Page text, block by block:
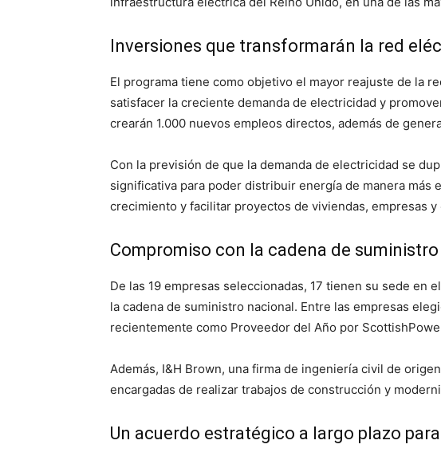
Inversiones que transformarán la red
El programa tiene como objetivo el mayor reajuste de la
satisfacer la creciente demanda de electricidad y
crearán 1.000 nuevos empleos directos, además de
Con la previsión de que la demanda de electricidad se
significativa para poder distribuir energía de manera más
crecimiento y facilitar proyectos de viviendas, empresas y
Compromiso con la cadena de
De las 19 empresas seleccionadas, 17 tienen su sede en
la cadena de suministro nacional. Entre las empresas
recientemente como Proveedor del Año por
Además, I&H Brown, una firma de ingeniería civil de
encargadas de realizar trabajos de construcción y
Un acuerdo estratégico a largo plazo